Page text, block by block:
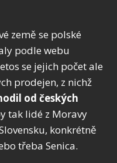
země se polské
podle webu
se jejich počet ale
prodejen, z nichž
od českých
tak lidé z Moravy
konkrétně
třeba Senica.